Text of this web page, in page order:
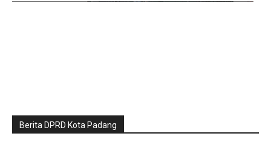
Berita DPRD Kota Padang